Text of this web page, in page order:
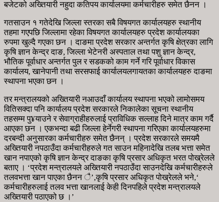
बजेटको अख्तियारी नहुदा कतिपय कार्यालयमा कर्मचारीहरु समेत छैनन ।
गतसाउन १ गतेदेखि जिल्ला स्तरका सबै विषयगत कार्यालयहरु स्थानीय
तहमा गएपछि जिल्लामा रहेका विषयगत कार्यालयहरु प्रदेश कार्यालयका
रुपमा खुल्दै गएका छन । दाङमा प्रदेश सरकार अन्तर्गत कृषि क्षेत्रका लागि
कृषि ज्ञान केन्द्र दाङ, जिल्ला भेटेनरी अस्पताल तथा पशु ज्ञान केन्द्र,
भौतिक पूर्वाधार अन्तर्गत पुल र सडकको काम गर्ने गरि पूर्वाधार विकास
कार्यालय, खानेपानी तथा सरसफाई कार्यालयलगायतका कार्यालयहरु दाङमा
स्थापना भएका छन ।
तर मन्त्रालयको अख्तियारी नआउदाँ कार्यालय स्थापना भएको लामोसमय
वितिसक्दा पनि कार्यालय प्रदेश सरकारले निकालेका सूचना स्थानीय
तहसम्म पु¥याउने र सेवाग्राहीहरुलाई प्राविधिक सल्लाह दिने मात्र काम गर्दै
आएका छन । एकभन्दा बढी जिल्ला हेर्नेगरी स्थापना गरिएका कार्यालयहरुमा
दरबन्दी अनुसारका कर्मचारीहरु समेत छैनन् । प्रदेश सरकारले समयमै
अख्तियारी नपठाउँदा कर्मचारीहरुले गत साउन महिनादेखि तलब भत्ता समेत
खान नपाएको कृषि ज्ञान केन्द्र दाङका कृषि प्रसार अधिकृत भरत पोख्रेलले
बताए । ‘प्रदेश मन्त्रालयले अख्तियारी नपठाउँदा साउनदेखि कर्मचारीहरुले
तलवभत्ता खान पाएका छैनन ै’,कृषि प्रसार अधिकृत पोख्रेलले भने,‘
कर्मचारीहरुलाई तलव भत्ता खानलाई केही दिनपहिले प्रदेश मन्त्रालयले
अख्तियारी पठाएको छ ।’